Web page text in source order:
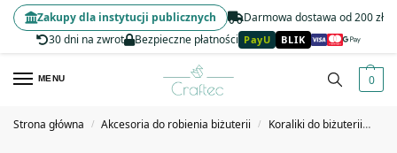
Darmowa dostawa od 200 zł
30 dni na zwrot
Bezpieczne płatności PayU BLIK
Zakupy dla instytucji publicznych
MENU 0
Strona główna / Akcesoria do robienia biżuterii / Koraliki do biżuterii